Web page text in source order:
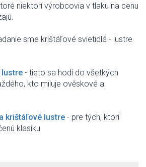
niektorí výrobcovia v tlaku na cenu
sme krištáľové svietidlá - lustre
lustre - tieto sa hodí do všetkých
kto miluje ověskové a
krištáľové lustre - pre tých, ktorí
klasiku